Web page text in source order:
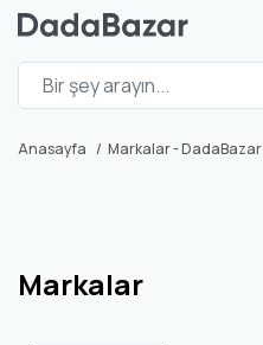
Anasayfa Markalar - DadaBazar
Markalar